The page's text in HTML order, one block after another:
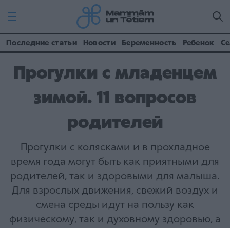
Последние статьи Новости Беременность Ребенок
Прогулки с младенцем
зимой. 11 вопросов
родителей
Прогулки с колясками и в прохладное
время года могут быть как приятными для
родителей, так и здоровыми для малыша.
Для взрослых движения, свежий воздух и
смена среды идут на пользу как
физическому, так и духовному здоровью, а